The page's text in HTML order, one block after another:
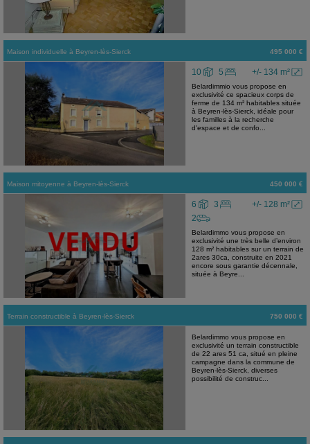
Maison individuelle à Beyren-lès-Sierck 495 000 €
+/- 134 m²
10 5
Belardimmio vous propose en
exclusivité ce spacieux corps de
ferme de 134 m² habitables située
à Beyren-lès-Sierck, idéale pour
les familles à la recherche
d'espace et de confo...
Maison mitoyenne à Beyren-lès-Sierck 450 000 €
+/- 128 m²
6
3
2
Belardimmo vous propose en
exclusivité une très belle d’environ
128 m² habitables sur un terrain de
2ares 30ca, construite en 2021
encore sous garantie décennale,
située à Beyre...
Terrain constructible à Beyren-lès-Sierck 750 000 €
Belardimmo vous propose en
exclusivité un terrain constructible
de 22 ares 51 ca, situé en pleine
campagne dans la commune de
Beyren-lès-Sierck, diverses
possibilité de construc...